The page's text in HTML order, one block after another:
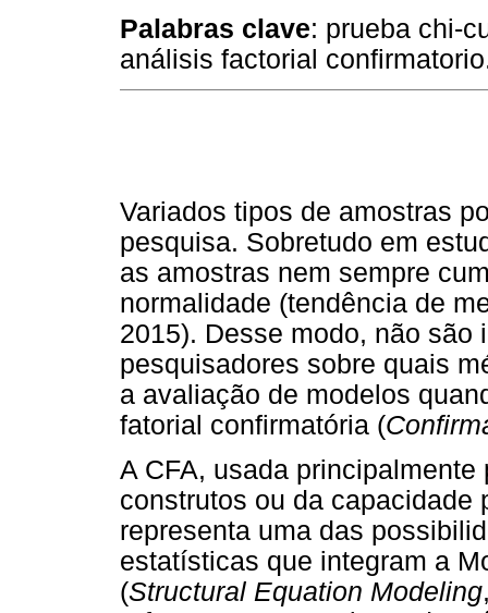
Palabras clave: prueba chi-
análisis factorial
Variados tipos de amostras
pesquisa. Sobretudo em
as amostras nem sempre
normalidade (tendência de
2015). Desse modo, não são
pesquisadores sobre quais
a avaliação de modelos
fatorial confirmatória (
A CFA, usada
construtos ou da capacidade
representa uma das
estatísticas que integram a
(Structural Equation Modeling